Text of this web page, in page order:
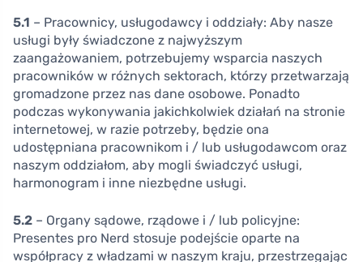
5.1 – Pracownicy, usługodawcy i oddziały: Aby nasze
usługi były świadczone z najwyższym
zaangażowaniem, potrzebujemy wsparcia naszych
pracowników w różnych sektorach, którzy przetwarzają
gromadzone przez nas dane osobowe. Ponadto
podczas wykonywania jakichkolwiek działań na stronie
internetowej, w razie potrzeby, będzie ona
udostępniana pracownikom i / lub usługodawcom oraz
naszym oddziałom, aby mogli świadczyć usługi,
harmonogram i inne niezbędne usługi.
5.2 – Organy sądowe, rządowe i / lub policyjne:
Presentes pro Nerd stosuje podejście oparte na
współpracy z władzami w naszym kraju, przestrzegając